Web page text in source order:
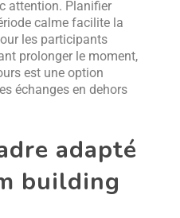
attention. Planifier
calme facilite la
les participants
prolonger le moment,
est une option
échanges en dehors
adapté
building